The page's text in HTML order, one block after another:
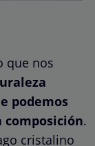
que nos
podemos
.
cristalino